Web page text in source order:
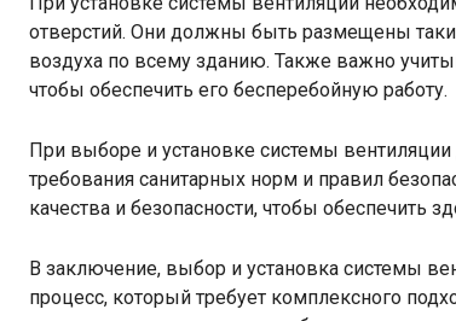
отверстий. Они должны быть размещены
воздуха по всему зданию. Также важно
чтобы обеспечить его бесперебойную работу.
При выборе и установке системы
требования санитарных норм и правил
качества и безопасности, чтобы
В заключение, выбор и установка системы
процесс, который требует комплексного